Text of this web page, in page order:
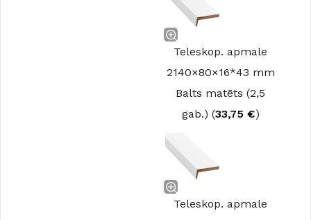
Teleskop. apmale
2140×80×16*43 mm
Balts matēts (2,5
gab.) (33,75 €)
Teleskop. apmale